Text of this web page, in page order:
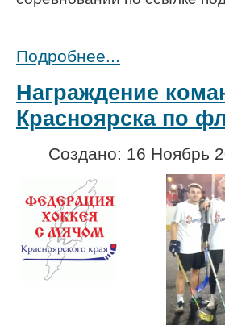
Подробнее...
Награждение
Красноярска по
Создано: 16 Ноябрь